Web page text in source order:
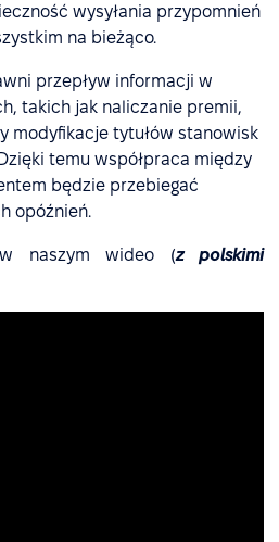
wysyłania przypomnień
na bieżąco.
przepływ informacji w
takich jak naliczanie premii,
modyfikacje tytułów stanowisk
temu współpraca między
będzie przebiegać
opóźnień.
naszym wideo (z polskimi